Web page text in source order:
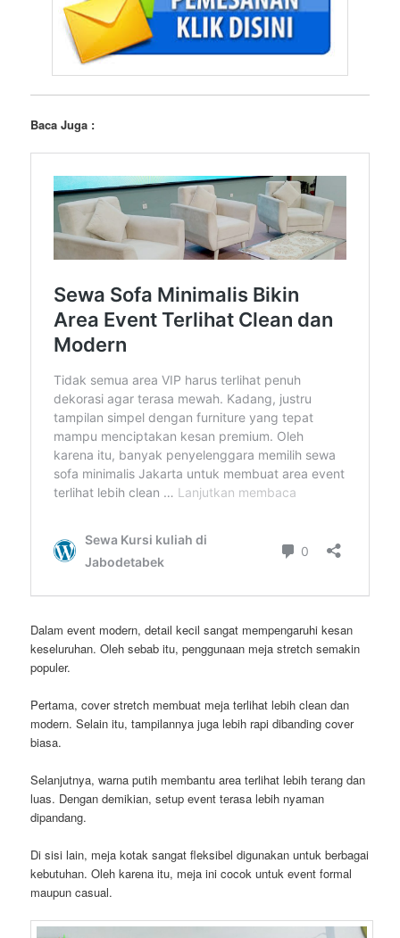
Baca Juga :
Dalam event modern, detail kecil sangat mempengaruhi kesan
keseluruhan. Oleh sebab itu, penggunaan meja stretch semakin
populer.
Pertama, cover stretch membuat meja terlihat lebih clean dan
modern. Selain itu, tampilannya juga lebih rapi dibanding cover
biasa.
Selanjutnya, warna putih membantu area terlihat lebih terang dan
luas. Dengan demikian, setup event terasa lebih nyaman
dipandang.
Di sisi lain, meja kotak sangat fleksibel digunakan untuk berbagai
kebutuhan. Oleh karena itu, meja ini cocok untuk event formal
maupun casual.